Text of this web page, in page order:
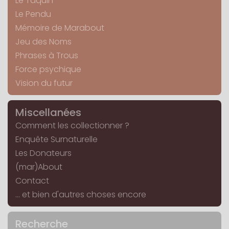
Le Pendu
Mémoire de Marabout
Jeu des Noms
Phrases à Trous
Force psychique
Vision du futur
Miscellanées
Comment les collectionner ?
Enquête Surnaturelle
Les Donateurs
(mar)About
Contact
... et bien d'autres choses encore
Recherche